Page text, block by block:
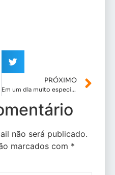
PRÓXIMO
Em um dia muito especial, a deputada estadual Fabiana Vilar é empossada como segunda vice- presidente da Assembleia Legislativa.
não será publicado.
marcados com *